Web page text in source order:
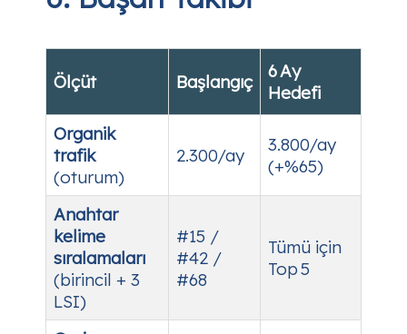
Ölçüt Başlangıç
6 Ay
Hedefi
Organik
trafik
(oturum)
2.300/ay
3.800/ay
(+%65)
Anahtar
kelime
sıralamaları
(birincil + 3
LSI)
#15 /
#42 /
#68
Tümü için
Top 5